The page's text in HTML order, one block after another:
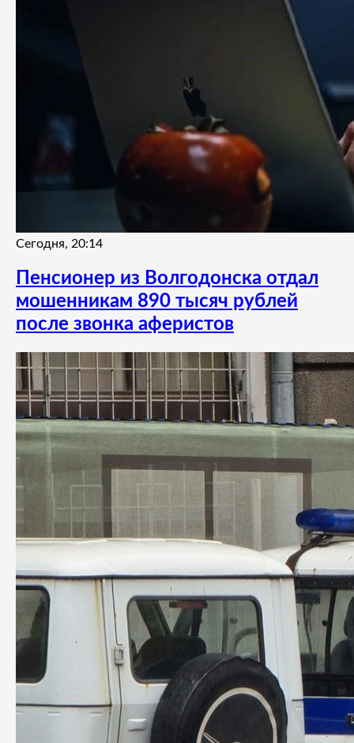
Сегодня, 20:14
Пенсионер из Волгодонска отдал
мошенникам 890 тысяч рублей
после звонка аферистов